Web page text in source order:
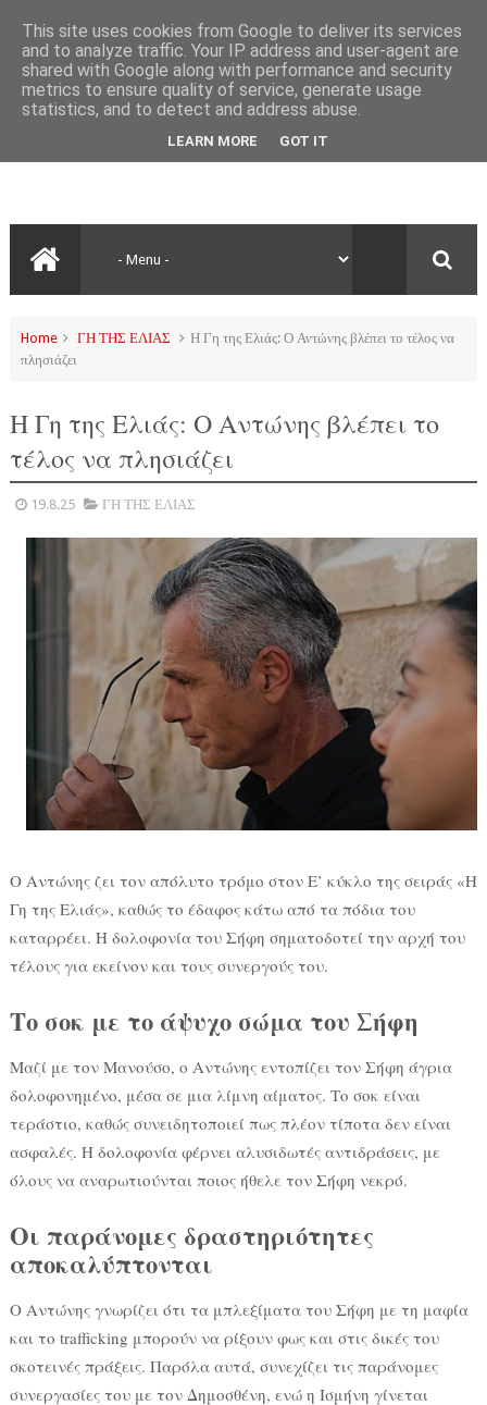
Home ΓΗ ΤΗΣ ΕΛΙΑΣ
Η Γη της Ελιάς: Ο Αντώνης βλέπει το τέλος να
πλησιάζει
Η Γη της Ελιάς: Ο Αντώνης βλέπει το
τέλος να πλησιάζει
19.8.25 ΓΗ ΤΗΣ ΕΛΙΑΣ
Ο Αντώνης ζει τον απόλυτο τρόμο στον Ε’ κύκλο της σειράς «Η
Γη της Ελιάς», καθώς το έδαφος κάτω από τα πόδια του
καταρρέει. Η δολοφονία του Σήφη σηματοδοτεί την αρχή του
τέλους για εκείνον και τους συνεργούς του.
Το σοκ με το άψυχο σώμα του Σήφη
Μαζί με τον Μανούσο, ο Αντώνης εντοπίζει τον Σήφη άγρια
δολοφονημένο, μέσα σε μια λίμνη αίματος. Το σοκ είναι
τεράστιο, καθώς συνειδητοποιεί πως πλέον τίποτα δεν είναι
ασφαλές. Η δολοφονία φέρνει αλυσιδωτές αντιδράσεις, με
όλους να αναρωτιούνται ποιος ήθελε τον Σήφη νεκρό.
Οι παράνομες δραστηριότητες
αποκαλύπτονται
Ο Αντώνης γνωρίζει ότι τα μπλεξίματα του Σήφη με τη μαφία
και το trafficking μπορούν να ρίξουν φως και στις δικές του
σκοτεινές πράξεις. Παρόλα αυτά, συνεχίζει τις παράνομες
συνεργασίες του με τον Δημοσθένη, ενώ η Ισμήνη γίνεται
This site uses cookies from Google to deliver its services
and to analyze traffic. Your IP address and user-agent are
shared with Google along with performance and security
metrics to ensure quality of service, generate usage
statistics, and to detect and address abuse.
LEARN MORE GOT IT